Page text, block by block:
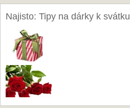
Najisto: Tipy na dárky k svátku